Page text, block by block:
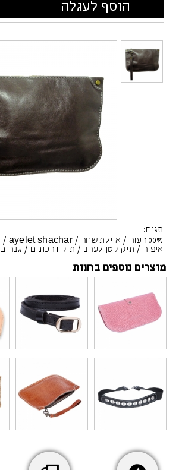
הוסף לעגלה
תגים:
100% עור
/ איילת שחר /
ayelet shachar
/
איפור / תיק קטן לערב / תיק דרכונים / גברים
מוצרים נוספים בחנות